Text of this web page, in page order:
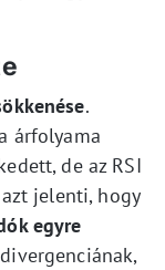
.
árfolyama
de az RSI
jelenti, hogy
egyre